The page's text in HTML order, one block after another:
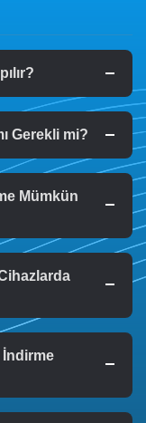
Gerekli mi?
Mümkün
İndirme